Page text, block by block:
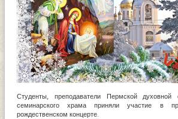
Студенты, преподаватели Пермской духовной
семинарского храма приняли участие в
рождественском концерте.